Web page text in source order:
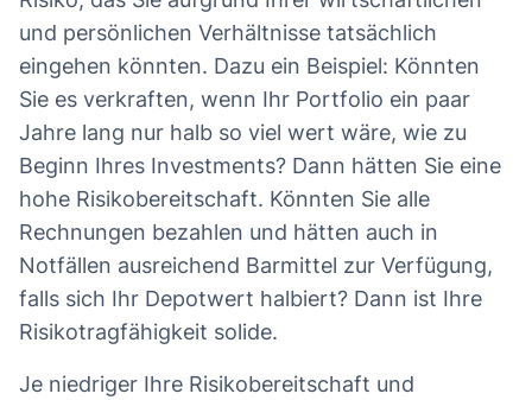
und persönlichen Verhältnisse tatsächlich
eingehen könnten. Dazu ein Beispiel: Könnten
Sie es verkraften, wenn Ihr Portfolio ein paar
Jahre lang nur halb so viel wert wäre, wie zu
Beginn Ihres Investments? Dann hätten Sie eine
hohe Risikobereitschaft. Könnten Sie alle
Rechnungen bezahlen und hätten auch in
Notfällen ausreichend Barmittel zur Verfügung,
falls sich Ihr Depotwert halbiert? Dann ist Ihre
Risikotragfähigkeit solide.
Je niedriger Ihre Risikobereitschaft und